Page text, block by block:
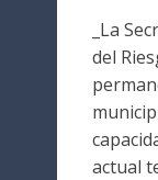
_La
del
actual